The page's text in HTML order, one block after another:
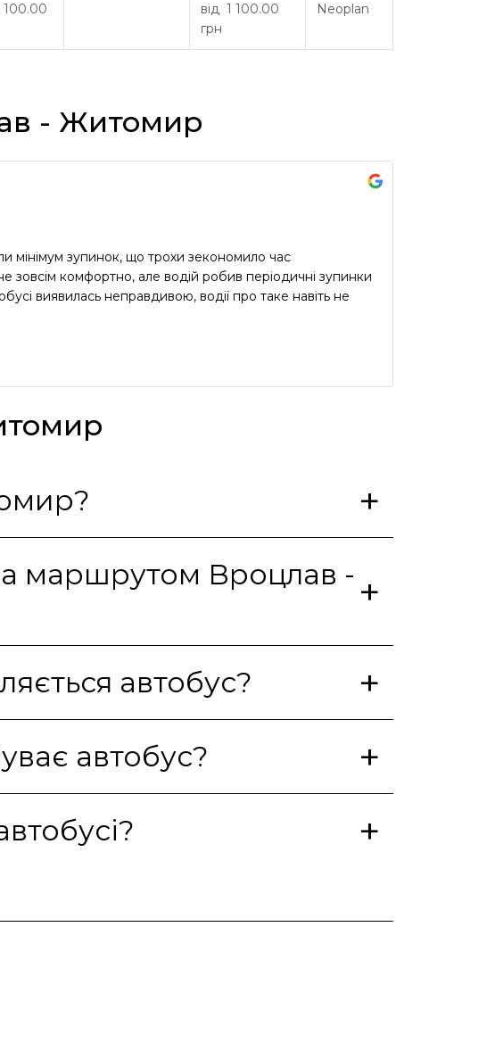
100.00
від 1 100.00
грн
Neoplan
- Житомир
мінімум зупинок, що трохи зекономило час
комфортно, але водій робив періодичні зупинки
виявилась неправдивою, водії про таке навіть не
маршрутом Вроцлав -
автобус?
автобус?